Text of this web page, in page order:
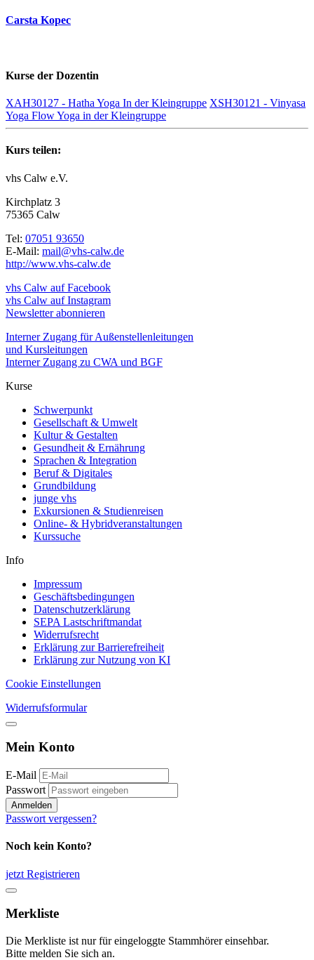
Carsta Kopec
Kurse der Dozentin
XAH30127 - Hatha Yoga In der Kleingruppe XSH30121 - Vinyasa
Yoga Flow Yoga in der Kleingruppe
Kurs teilen:
vhs Calw e.V.
Kirchplatz 3
75365 Calw
Tel: 07051 93650
E-Mail: mail@vhs-calw.de
http://www.vhs-calw.de
vhs Calw auf Facebook
vhs Calw auf Instagram
Newsletter abonnieren
Interner Zugang für Außenstellenleitungen
und Kursleitungen
Interner Zugang zu CWA und BGF
Kurse
Schwerpunkt
Gesellschaft & Umwelt
Kultur & Gestalten
Gesundheit & Ernährung
Sprachen & Integration
Beruf & Digitales
Grundbildung
junge vhs
Exkursionen & Studienreisen
Online- & Hybridveranstaltungen
Kurssuche
Info
Impressum
Geschäftsbedingungen
Datenschutzerklärung
SEPA Lastschriftmandat
Widerrufsrecht
Erklärung zur Barrierefreiheit
Erklärung zur Nutzung von KI
Cookie Einstellungen
Widerrufsformular
Mein Konto
E-Mail
Passwort
Anmelden
Passwort vergessen?
Noch kein Konto?
jetzt Registrieren
Merkliste
Die Merkliste ist nur für eingeloggte Stammhörer einsehbar.
Bitte melden Sie sich an.